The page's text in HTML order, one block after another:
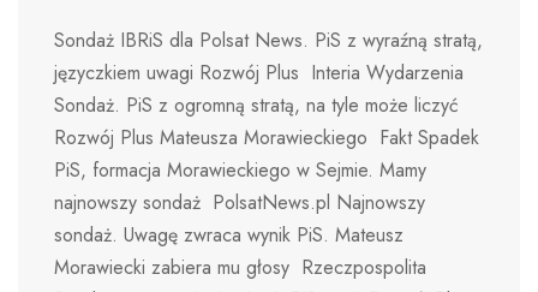
Sondaż IBRiS dla Polsat News. PiS z wyraźną stratą,
języczkiem uwagi Rozwój Plus Interia Wydarzenia
Sondaż. PiS z ogromną stratą, na tyle może liczyć
Rozwój Plus Mateusza Morawieckiego Fakt Spadek
PiS, formacja Morawieckiego w Sejmie. Mamy
najnowszy sondaż PolsatNews.pl Najnowszy
sondaż. Uwagę zwraca wynik PiS. Mateusz
Morawiecki zabiera mu głosy Rzeczpospolita